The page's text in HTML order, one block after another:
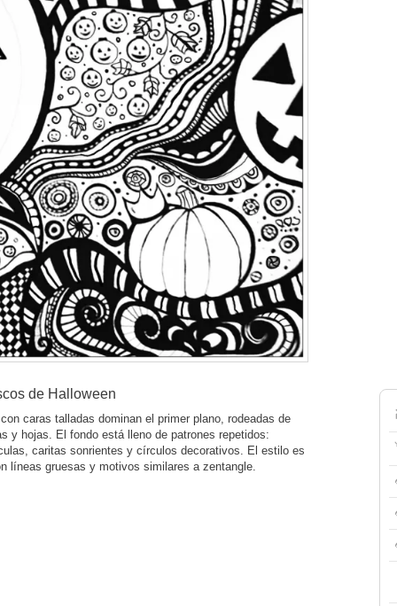
de Halloween
caras talladas dominan el primer plano, rodeadas de
y hojas. El fondo está lleno de patrones repetidos:
caritas sonrientes y círculos decorativos. El estilo es
líneas gruesas y motivos similares a zentangle.